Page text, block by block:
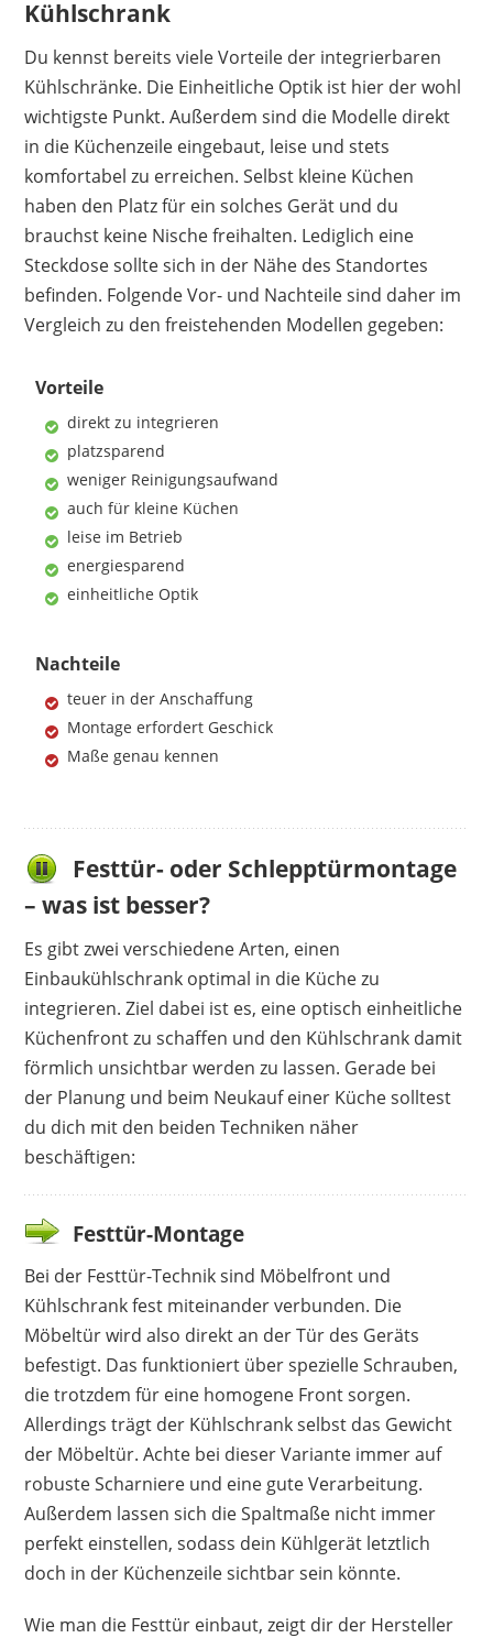
Kühlschrank
Du kennst bereits viele Vorteile der integrierbaren
Kühlschränke. Die Einheitliche Optik ist hier der wohl
wichtigste Punkt. Außerdem sind die Modelle direkt
in die Küchenzeile eingebaut, leise und stets
komfortabel zu erreichen. Selbst kleine Küchen
haben den Platz für ein solches Gerät und du
brauchst keine Nische freihalten. Lediglich eine
Steckdose sollte sich in der Nähe des Standortes
befinden. Folgende Vor- und Nachteile sind daher im
Vergleich zu den freistehenden Modellen gegeben:
Vorteile
direkt zu integrieren
platzsparend
weniger Reinigungsaufwand
auch für kleine Küchen
leise im Betrieb
energiesparend
einheitliche Optik
Nachteile
teuer in der Anschaffung
Montage erfordert Geschick
Maße genau kennen
Festtür- oder Schlepptürmontage
– was ist besser?
Es gibt zwei verschiedene Arten, einen
Einbaukühlschrank optimal in die Küche zu
integrieren. Ziel dabei ist es, eine optisch einheitliche
Küchenfront zu schaffen und den Kühlschrank damit
förmlich unsichtbar werden zu lassen. Gerade bei
der Planung und beim Neukauf einer Küche solltest
du dich mit den beiden Techniken näher
beschäftigen:
Festtür-Montage
Bei der Festtür-Technik sind Möbelfront und
Kühlschrank fest miteinander verbunden. Die
Möbeltür wird also direkt an der Tür des Geräts
befestigt. Das funktioniert über spezielle Schrauben,
die trotzdem für eine homogene Front sorgen.
Allerdings trägt der Kühlschrank selbst das Gewicht
der Möbeltür. Achte bei dieser Variante immer auf
robuste Scharniere und eine gute Verarbeitung.
Außerdem lassen sich die Spaltmaße nicht immer
perfekt einstellen, sodass dein Kühlgerät letztlich
doch in der Küchenzeile sichtbar sein könnte.
Wie man die Festtür einbaut, zeigt dir der Hersteller